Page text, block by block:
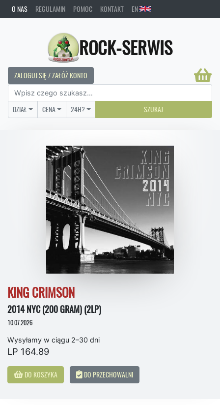
O NAS REGULAMIN POMOC KONTAKT EN
ROCK-SERWIS
ZALOGUJ SIĘ / ZAŁÓŻ KONTO
DZIAŁ CENA 24H? SZUKAJ
KING CRIMSON
2014 NYC (200 GRAM) (2LP)
10.07.2026
Wysyłamy w ciągu 2–30 dni
LP 164.89
DO KOSZYKA DO PRZECHOWALNI